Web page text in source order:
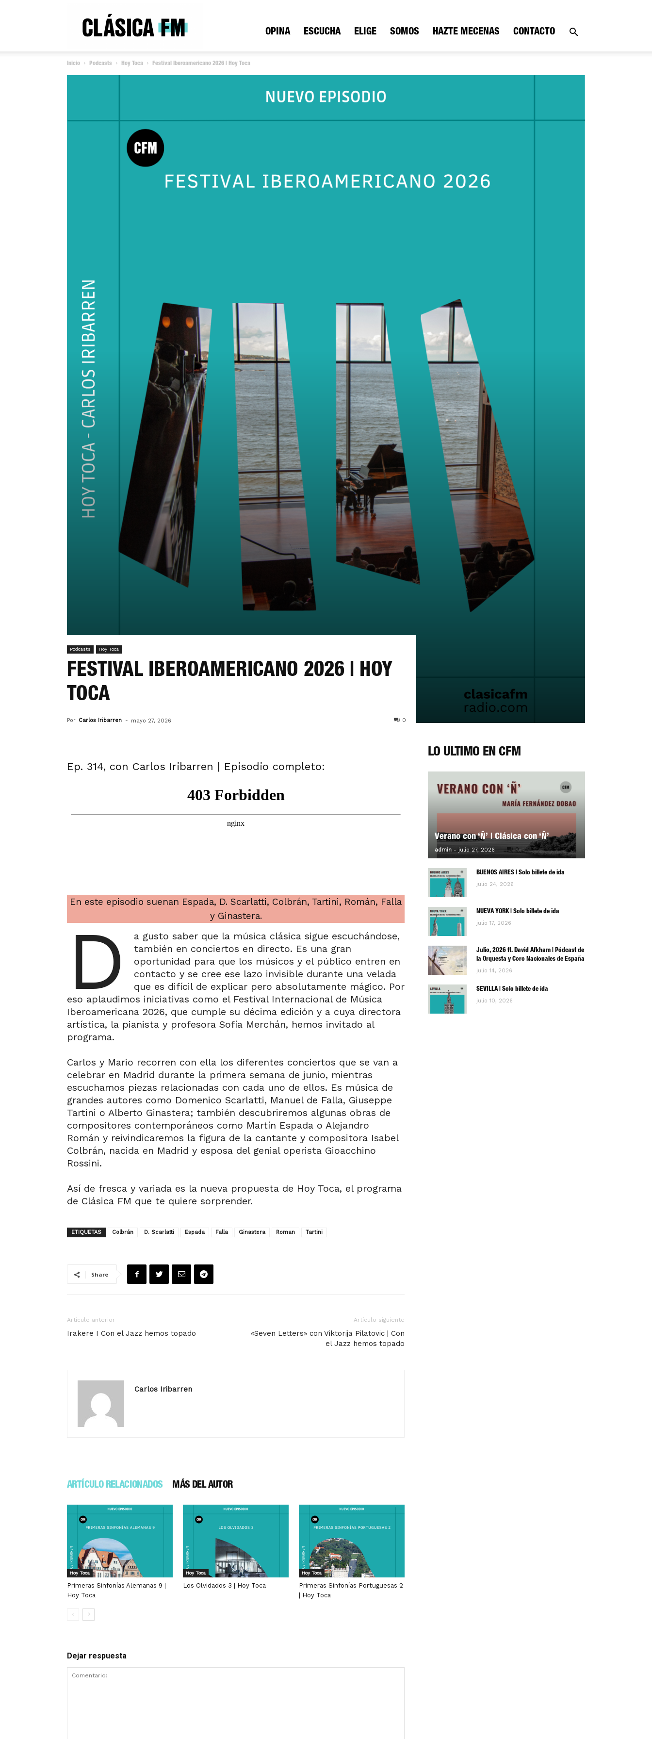
FM
OPINA ESCUCHA ELIGE SOMOS HAZTE MECENAS CONTACTO
Inicio Podcasts Hoy Toca Festival Iberoamericano 2026 | Hoy Toca
Podcasts Hoy Toca
FESTIVAL IBEROAMERICANO 2026 | HOY
TOCA
Por Carlos Iribarren - mayo 27, 2026 0
Ep. 314, con Carlos Iribarren | Episodio completo:
En este episodio suenan Espada, D. Scarlatti, Colbrán, Tartini, Román, Falla
y Ginastera.
D
a gusto saber que la música clásica sigue escuchándose,
también en conciertos en directo. Es una gran
oportunidad para que los músicos y el público entren en
contacto y se cree ese lazo invisible durante una velada
que es difícil de explicar pero absolutamente mágico. Por
eso aplaudimos iniciativas como el Festival Internacional de Música
Iberoamericana 2026, que cumple su décima edición y a cuya directora
artística, la pianista y profesora Sofía Merchán, hemos invitado al
programa.
Carlos y Mario recorren con ella los diferentes conciertos que se van a
celebrar en Madrid durante la primera semana de junio, mientras
escuchamos piezas relacionadas con cada uno de ellos. Es música de
grandes autores como Domenico Scarlatti, Manuel de Falla, Giuseppe
Tartini o Alberto Ginastera; también descubriremos algunas obras de
compositores contemporáneos como Martín Espada o Alejandro
Román y reivindicaremos la figura de la cantante y compositora Isabel
Colbrán, nacida en Madrid y esposa del genial operista Gioacchino
Rossini.
Así de fresca y variada es la nueva propuesta de Hoy Toca, el programa
de Clásica FM que te quiere sorprender.
ETIQUETAS Colbrán D. Scarlatti Espada Falla Ginastera Roman Tartini
Share
Artículo anterior
Irakere I Con el Jazz hemos topado
Artículo siguiente
«Seven Letters» con Viktorija Pilatovic | Con
el Jazz hemos topado
Carlos Iribarren
ARTÍCULO RELACIONADOS MÁS DEL AUTOR
Hoy Toca
Primeras Sinfonías Alemanas 9 |
Hoy Toca
Hoy Toca
Los Olvidados 3 | Hoy Toca
Hoy Toca
Primeras Sinfonías Portuguesas 2
| Hoy Toca
Dejar respuesta
LO ÚLTIMO EN CFM
Verano con ‘Ñ’ | Clásica con ‘Ñ’
admin - julio 27, 2026 0
BUENOS AIRES | Solo billete de ida
julio 24, 2026
NUEVA YORK | Solo billete de ida
julio 17, 2026
Julio, 2026 ft. David Afkham | Pódcast de
la Orquesta y Coro Nacionales de España
julio 14, 2026
SEVILLA | Solo billete de ida
julio 10, 2026